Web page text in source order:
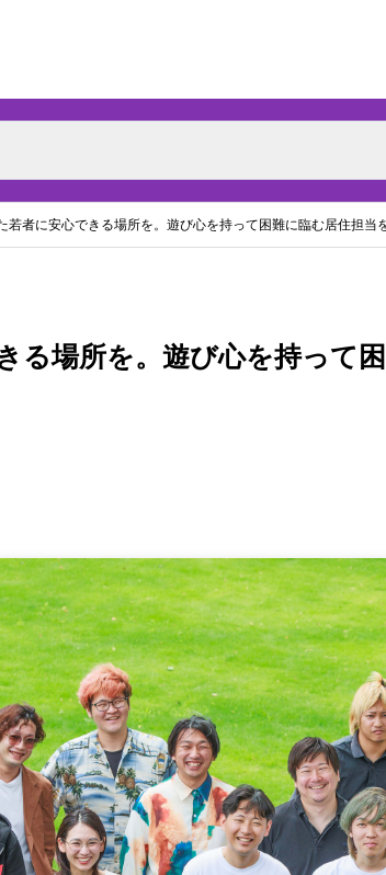
若者に安心できる場所を。遊び心を持って困難に臨む居住担当
る場所を。遊び心を持って